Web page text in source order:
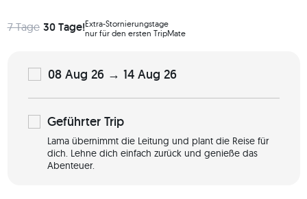
7 Tage 30 Tage!Extra-Stornierungstage
nur für den ersten TripMate
08 Aug 26 → 14 Aug 26
Geführter Trip
Lama übernimmt die Leitung und plant die Reise für
dich. Lehne dich einfach zurück und genieße das
Abenteuer.